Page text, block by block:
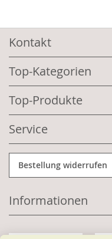
Kontakt
Top-Kategorien
Top-Produkte
Service
Bestellung widerrufen
Informationen